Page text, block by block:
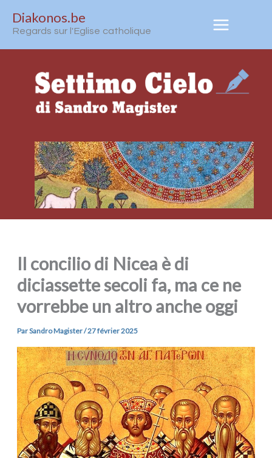
Diakonos.be
Regards sur l'Eglise catholique
Il concilio di Nicea è di
diciassette secoli fa, ma ce ne
vorrebbe un altro anche oggi
ParSandro Magister/27 février 2025